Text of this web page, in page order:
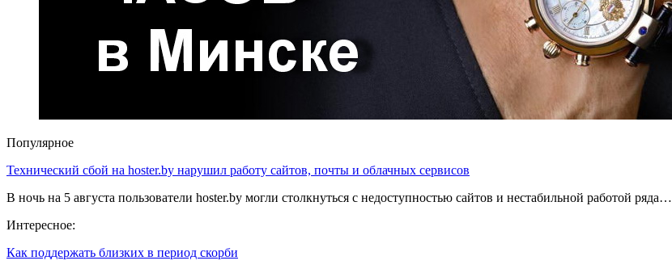
Популярное
Технический сбой на hoster.by нарушил работу сайтов, почты и облачных сервисов
В ночь на 5 августа пользователи hoster.by могли столкнуться с недоступностью сайтов и нестабильной работой ряда…
Интересное:
Как поддержать близких в период скорби